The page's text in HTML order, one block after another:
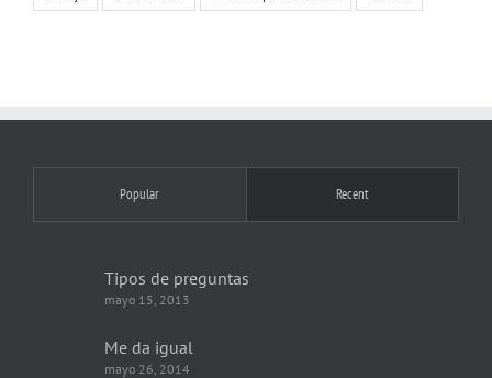
Popular Recent
Tipos de preguntas
mayo 15, 2013
Me da igual
mayo 26, 2014